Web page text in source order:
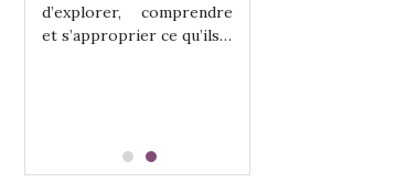
d’explorer, comprendre
et s’approprier ce qu’ils…